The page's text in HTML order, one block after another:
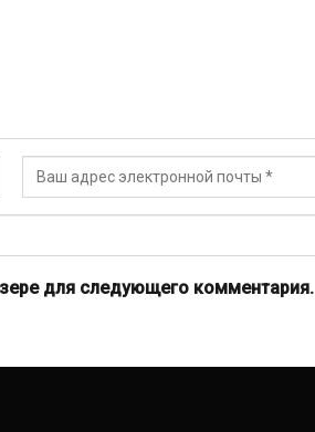
для следующего комментария.